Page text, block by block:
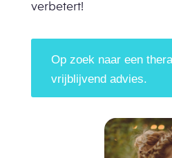
verbetert!
Op zoek naar een
vrijblijvend advies.